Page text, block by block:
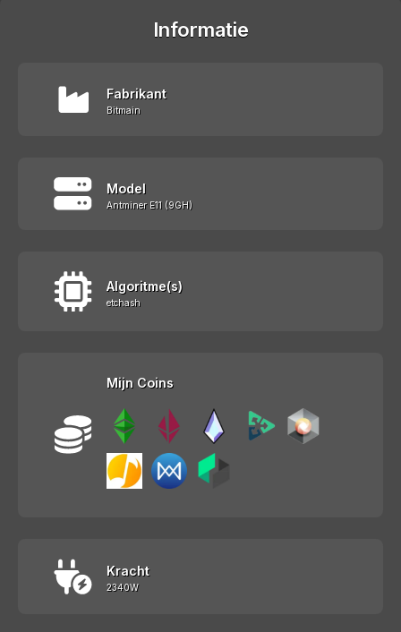
Informatie
Fabrikant
Bitmain
Model
Antminer E11 (9GH)
Algoritme(s)
etchash
Mijn Coins
Kracht
2340W